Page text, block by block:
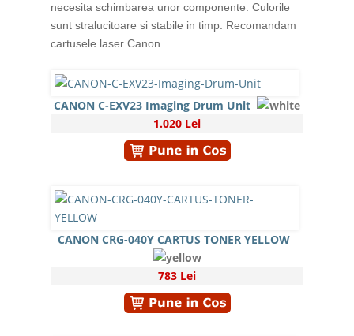
necesita schimbarea unor componente. Culorile
sunt stralucitoare si stabile in timp. Recomandam
cartusele laser Canon.
CANON C-EXV23 Imaging Drum Unit
1.020 Lei
CANON CRG-040Y CARTUS TONER YELLOW
783 Lei